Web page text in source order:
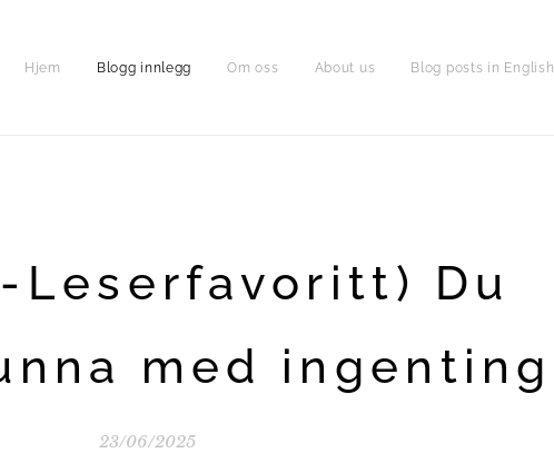
Hjem Blogg innlegg Om oss About us Blog posts in English
Leserfavoritt) Du
med ingenting
23/06/2025